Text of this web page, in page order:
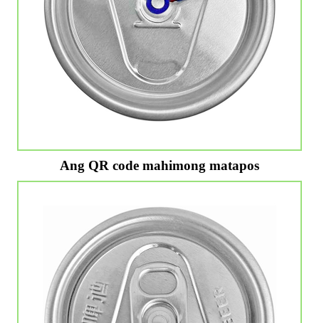
Ang QR code mahimong matapos